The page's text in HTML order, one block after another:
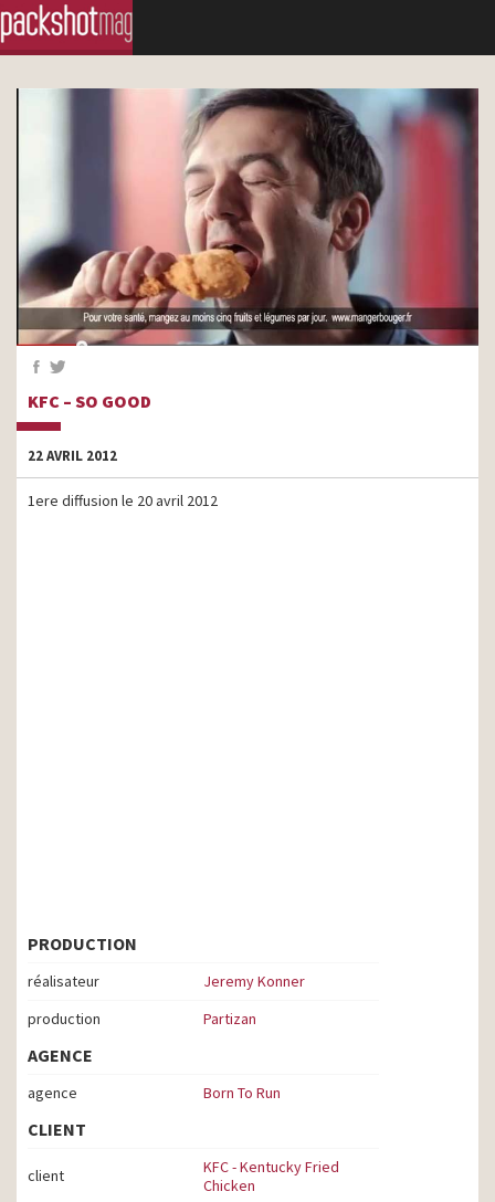
KFC – SO GOOD
22 AVRIL 2012
1ere diffusion le 20 avril 2012
PRODUCTION
réalisateur
Jeremy Konner
production
Partizan
AGENCE
agence Born To Run
CLIENT
client
KFC - Kentucky Fried
Chicken